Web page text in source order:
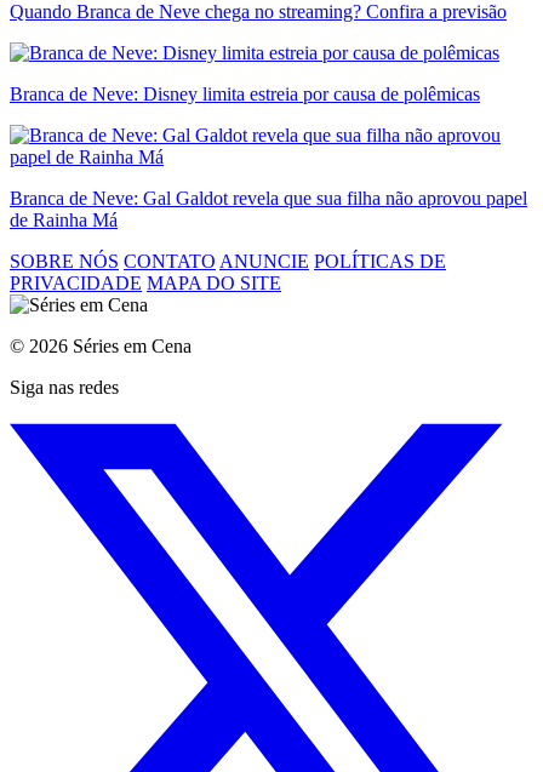
Quando Branca de Neve chega no streaming? Confira a previsão
Branca de Neve: Disney limita estreia por causa de polêmicas
Branca de Neve: Gal Galdot revela que sua filha não aprovou papel
de Rainha Má
SOBRE NÓS CONTATO ANUNCIE POLÍTICAS DE
PRIVACIDADE MAPA DO SITE
© 2026 Séries em Cena
Siga nas redes